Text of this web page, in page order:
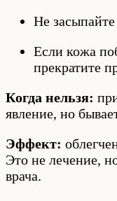
Не
Если кожа
прекратите
Когда нельзя:
явление, но
Эффект:
Это не лечение,
врача.